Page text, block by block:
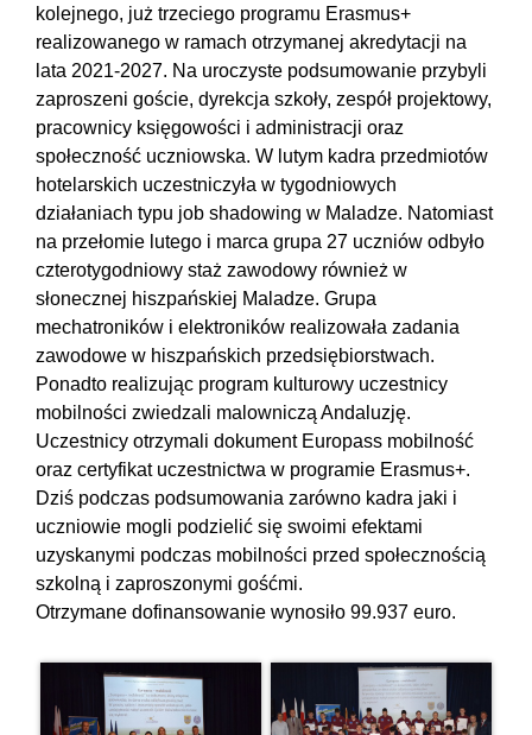
kolejnego, już trzeciego programu Erasmus+
realizowanego w ramach otrzymanej akredytacji na
lata 2021-2027. Na uroczyste podsumowanie przybyli
zaproszeni goście, dyrekcja szkoły, zespół projektowy,
pracownicy księgowości i administracji oraz
społeczność uczniowska. W lutym kadra przedmiotów
hotelarskich uczestniczyła w tygodniowych
działaniach typu job shadowing w Maladze. Natomiast
na przełomie lutego i marca grupa 27 uczniów odbyło
czterotygodniowy staż zawodowy również w
słonecznej hiszpańskiej Maladze. Grupa
mechatroników i elektroników realizowała zadania
zawodowe w hiszpańskich przedsiębiorstwach.
Ponadto realizując program kulturowy uczestnicy
mobilności zwiedzali malowniczą Andaluzję.
Uczestnicy otrzymali dokument Europass mobilność
oraz certyfikat uczestnictwa w programie Erasmus+.
Dziś podczas podsumowania zarówno kadra jaki i
uczniowie mogli podzielić się swoimi efektami
uzyskanymi podczas mobilności przed społecznością
szkolną i zaproszonymi gośćmi.
Otrzymane dofinansowanie wynosiło 99.937 euro.